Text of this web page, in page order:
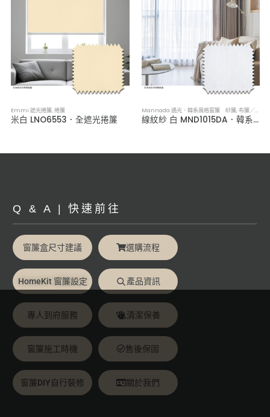
／紗簾／窗簾布
Emmi 遮光捲簾,捲簾
米白 LNO6553．全遮光捲簾
Mannada 遇光．韓系風格窗簾 紗簾,布簾／紗簾／窗簾布
線紋紗 白 MND1015DA．韓系軟裝透光紗簾
Q & A | 快速前往
窗簾盒尺寸建議 選購流程
HomeKit 窗簾設定 產品資訊
專人到府服務 清潔保養
窗簾施工時機 售後保固
窗簾DIY自行裝修 關於我們